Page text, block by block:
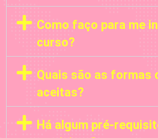
Como faço para me
curso?
Quais são as formas
aceitas?
Há algum pré-